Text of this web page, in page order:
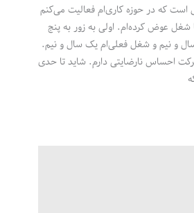
است که در حوزه کاری‌ام فعالیت می‌کنم
عوض کرده‌ام. اولی به زور به پنج
و نیم و شغل فعلی‌ام یک سال و نیم.
احساس نارضایتی دارم. شاید تا حدی